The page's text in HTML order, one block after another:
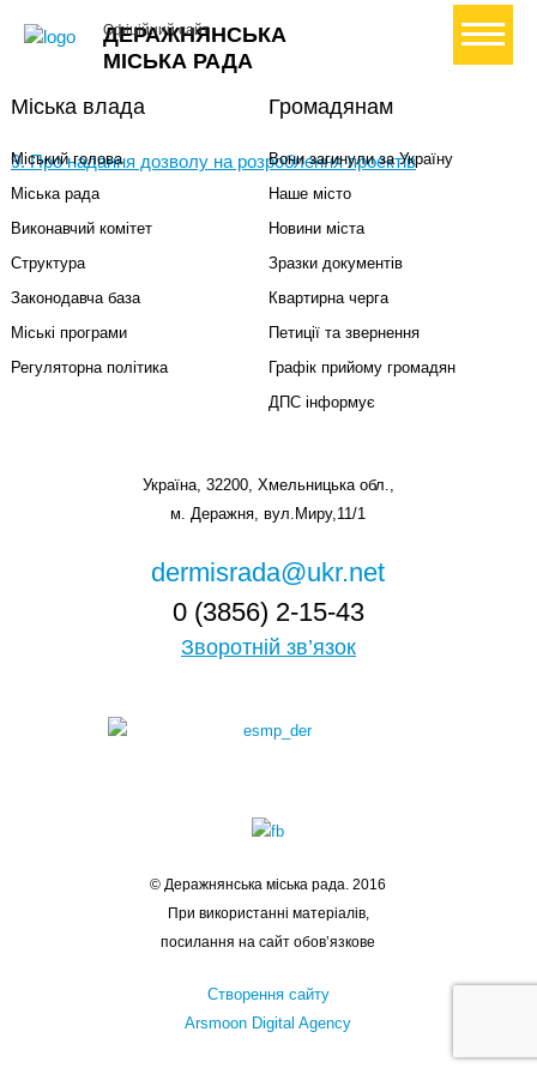
ДЕРАЖНЯНСЬКА
МІСЬКА РАДА
Офіційний сайт+ Створити петицію
9. Про надання дозволу на розроблення проектів
Міська влада
Міський голова
Міська рада
Виконавчий комітет
Структура
Законодавча база
Міські програми
Регуляторна політика
Громадянам
Вони загинули за Україну
Наше місто
Новини міста
Зразки документів
Квартирна черга
Петиції та звернення
Графік прийому громадян
ДПС інформує
Україна, 32200, Хмельницька обл.,
м. Деражня, вул.Миру,11/1
dermisrada@ukr.net
0 (3856) 2-15-43
Зворотній зв’язок
© Деражнянська міська рада. 2016
При використанні матеріалів,
посилання на сайт обов’язкове
Створення сайту
Arsmoon Digital Agency